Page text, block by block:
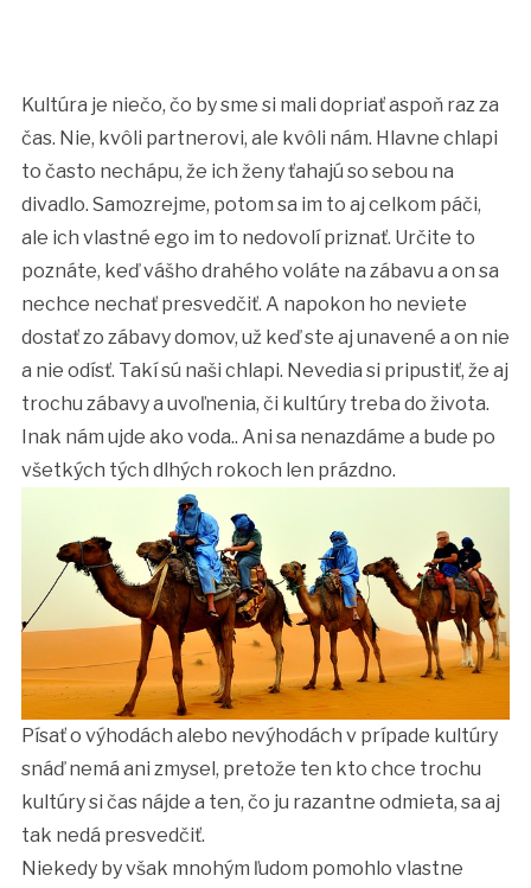
Kultúra je niečo, čo by sme si mali dopriať aspoň raz za
čas. Nie, kvôli partnerovi, ale kvôli nám. Hlavne chlapi
to často nechápu, že ich ženy ťahajú so sebou na
divadlo. Samozrejme, potom sa im to aj celkom páči,
ale ich vlastné ego im to nedovolí priznať. Určite to
poznáte, keď vášho drahého voláte na zábavu a on sa
nechce nechať presvedčiť. A napokon ho neviete
dostať zo zábavy domov, už keď ste aj unavené a on nie
a nie odísť. Takí sú naši chlapi. Nevedia si pripustiť, že aj
trochu zábavy a uvoľnenia, či kultúry treba do života.
Inak nám ujde ako voda.. Ani sa nenazdáme a bude po
všetkých tých dlhých rokoch len prázdno.
Písať o výhodách alebo nevýhodách v prípade kultúry
snáď nemá ani zmysel, pretože ten kto chce trochu
kultúry si čas nájde a ten, čo ju razantne odmieta, sa aj
tak nedá presvedčiť.
Niekedy by však mnohým ľudom pomohlo vlastne